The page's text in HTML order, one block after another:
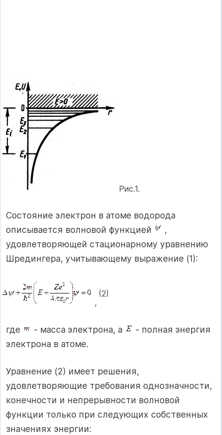
Рис.1.
Состояние электрон в атоме водорода
описывается волновой функцией
,
удовлетворяющей стационарному уравнению
Шредингера, учитывающему выражение (1):
,
(2)
где - масса электрона, а
- полная энергия
электрона в атоме.
Уравнение (2) имеет решения,
удовлетворяющие требования однозначности,
конечности и непрерывности волновой
функции только при следующих собственных
значениях энергии: